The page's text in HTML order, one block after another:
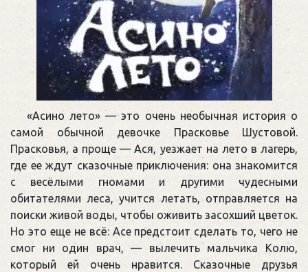
«Асино лето» — это очень необычная история о
самой обычной девочке Прасковье Шустовой.
Прасковья, а проще — Ася, уезжает на лето в лагерь,
где ее ждут сказочные приключения: она знакомится
с весёлыми гномами и другими чудесными
обитателями леса, учится летать, отправляется на
поиски живой воды, чтобы оживить засохший цветок.
Но это еще не всё: Асе предстоит сделать то, чего не
смог ни один врач, — вылечить мальчика Колю,
который ей очень нравится. Сказочные друзья